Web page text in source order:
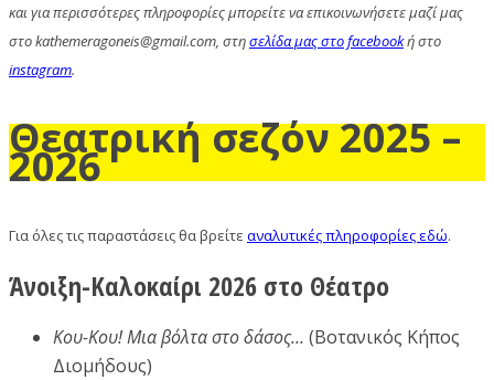
και για περισσότερες πληροφορίες μπορείτε να επικοινωνήσετε μαζί μας
στο kathemeragoneis@gmail.com, στησελίδα μας στο facebookή στο
instagram.
Θεατρική σεζόν 2025 –
2026
Για όλες τις παραστάσεις θα βρείτε αναλυτικές πληροφορίες εδώ.
Άνοιξη-Καλοκαίρι 2026 στο Θέατρο
Κου-Κου! Μια βόλτα στο δάσος… (Βοτανικός Κήπος
Διομήδους)